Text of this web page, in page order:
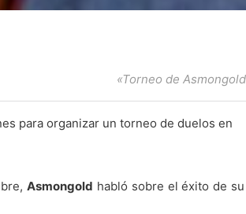
«Torneo de
para organizar un torneo de duelos en
Asmongold habló sobre el éxito de